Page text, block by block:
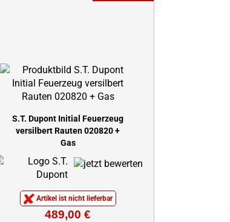
S.T. Dupont Initial Feuerzeug
versilbert Rauten 020820 +
Gas
Artikel ist nicht lieferbar
489,00 €